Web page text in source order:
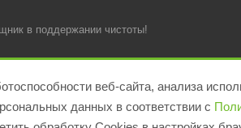
в поддержании чистоты!
веб-сайта, анализа
данных в соответствии с